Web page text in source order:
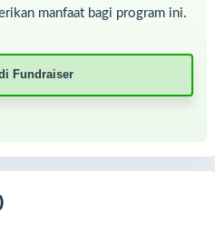
manfaat bagi program ini.
Fundraiser